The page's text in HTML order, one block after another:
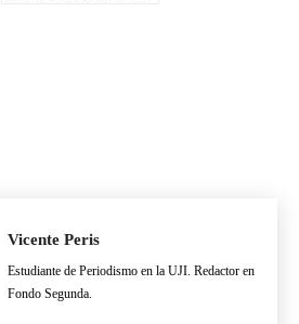
Vicente Peris
Estudiante de Periodismo en la UJI. Redactor en
Fondo Segunda.